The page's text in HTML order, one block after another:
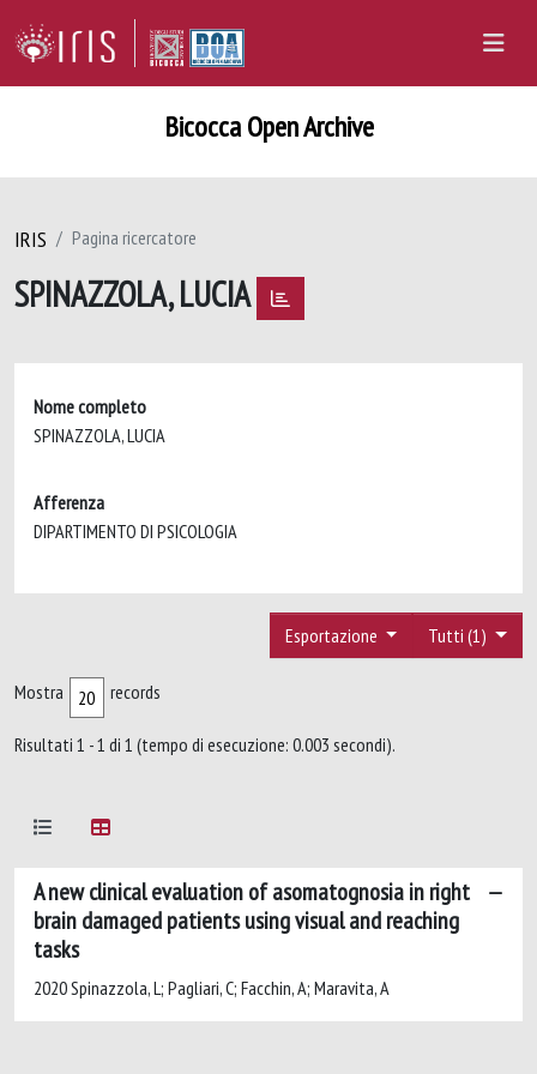
Bicocca Open Archive
IRIS Pagina ricercatore
SPINAZZOLA, LUCIA
Nome completo
SPINAZZOLA, LUCIA
Afferenza
DIPARTIMENTO DI PSICOLOGIA
Tutti (1)
Esportazione
Mostra records
Risultati 1 - 1 di 1 (tempo di esecuzione: 0.003 secondi).
A new clinical evaluation of asomatognosia in right
brain damaged patients using visual and reaching
tasks
2020 Spinazzola, L; Pagliari, C; Facchin, A; Maravita, A